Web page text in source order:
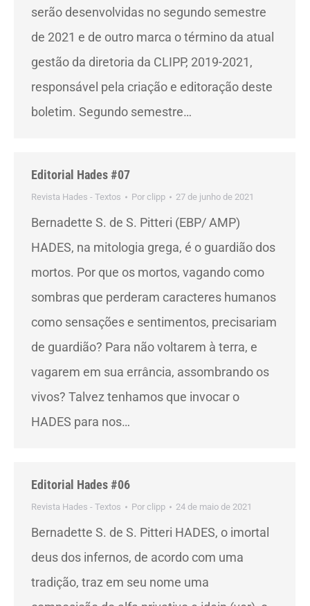
serão desenvolvidas no segundo semestre
de 2021 e de outro marca o término da atual
gestão da diretoria da CLIPP, 2019-2021,
responsável pela criação e editoração deste
boletim. Segundo semestre…
Editorial Hades #07
Revista Hades - Textos Por clipp 27 de junho de 2021
Bernadette S. de S. Pitteri (EBP/ AMP)
HADES, na mitologia grega, é o guardião dos
mortos. Por que os mortos, vagando como
sombras que perderam caracteres humanos
como sensações e sentimentos, precisariam
de guardião? Para não voltarem à terra, e
vagarem em sua errância, assombrando os
vivos? Talvez tenhamos que invocar o
HADES para nos…
Editorial Hades #06
Revista Hades - Textos Por clipp 24 de maio de 2021
Bernadette S. de S. Pitteri HADES, o imortal
deus dos infernos, de acordo com uma
tradição, traz em seu nome uma